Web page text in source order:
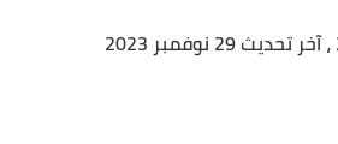
، آخر تحديث 29 نوفمبر 2023